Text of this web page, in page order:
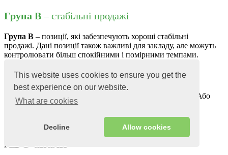
This website uses cookies to ensure you get the
best experience on our website.
What are cookies
Decline Allow cookies
Група B – стабільні продажі
Група B – позиції, які забезпечують хороші стабільні
продажі. Дані позиції також важливі для закладу, але можуть
контролювати більш спокійними і помірними темпами.
Група C– не приносять дохід
Це найменш важлива група позицій в вашому закладі. Або
вони не приносять доходу, або тягнуть заклад вниз.
ABC-аналіз